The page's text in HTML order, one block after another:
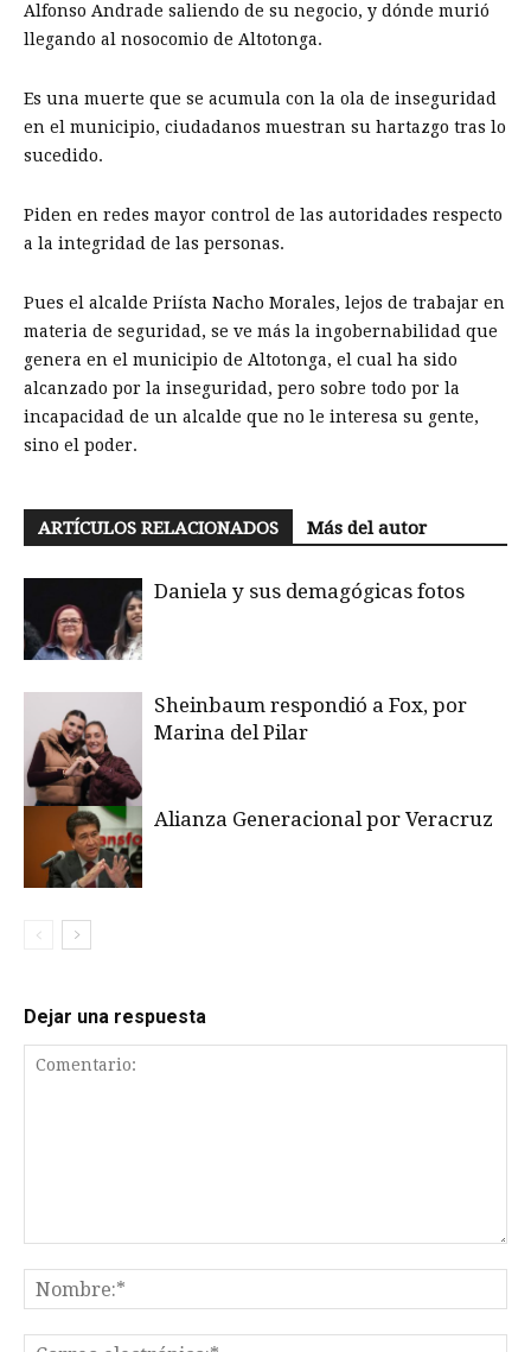
Alfonso Andrade saliendo de su negocio, y dónde murió
llegando al nosocomio de Altotonga.
Es una muerte que se acumula con la ola de inseguridad
en el municipio, ciudadanos muestran su hartazgo tras lo
sucedido.
Piden en redes mayor control de las autoridades respecto
a la integridad de las personas.
Pues el alcalde Priísta Nacho Morales, lejos de trabajar en
materia de seguridad, se ve más la ingobernabilidad que
genera en el municipio de Altotonga, el cual ha sido
alcanzado por la inseguridad, pero sobre todo por la
incapacidad de un alcalde que no le interesa su gente,
sino el poder.
ARTÍCULOS RELACIONADOS Más del autor
Daniela y sus demagógicas fotos
Sheinbaum respondió a Fox, por
Marina del Pilar
Alianza Generacional por Veracruz
Dejar una respuesta